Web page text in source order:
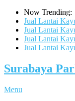
Now Trending:
Jual Lantai
Jual Lantai
Jual Lantai
Jual Lantai
Surabaya
Menu